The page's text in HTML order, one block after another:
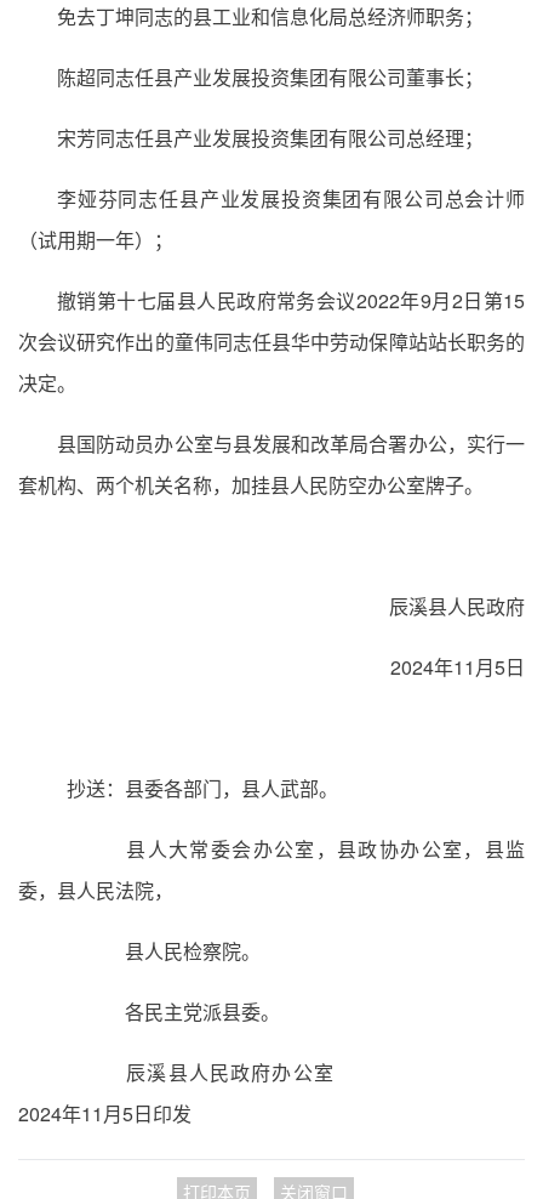
免去丁坤同志的县工业和信息化局总经济师职务；
陈超同志任县产业发展投资集团有限公司董事长；
宋芳同志任县产业发展投资集团有限公司总经理；
李娅芬同志任县产业发展投资集团有限公司总会计师
（试用期一年）；
撤销第十七届县人民政府常务会议2022年9月2日第15
次会议研究作出的童伟同志任县华中劳动保障站站长职务的
决定。
县国防动员办公室与县发展和改革局合署办公，实行一
套机构、两个机关名称，加挂县人民防空办公室牌子。
辰溪县人民政府
2024年11月5日
抄送：县委各部门，县人武部。
县人大常委会办公室，县政协办公室，县监
委，县人民法院，
县人民检察院。
各民主党派县委。
辰溪县人民政府办公室
2024年11月5日印发
打印本页 关闭窗口